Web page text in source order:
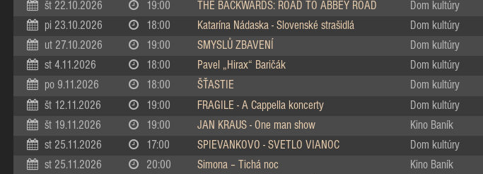
št 22.10.2026 19:00 THE BACKWARDS: ROAD TO ABBEY ROAD Dom kultúry
pi 23.10.2026 18:00 Katarína Nádaska - Slovenské strašidlá Dom kultúry
ut 27.10.2026 19:00 SMYSLŮ ZBAVENÍ Dom kultúry
st 4.11.2026 18:00 Pavel „Hirax“ Baričák Dom kultúry
po 9.11.2026 18:00 ŠŤASTIE Dom kultúry
št 12.11.2026 19:00 FRAGILE - A Cappella koncerty Dom kultúry
št 19.11.2026 19:00 JAN KRAUS - One man show Kino Baník
st 25.11.2026 17:00 SPIEVANKOVO - SVETLO VIANOC Dom kultúry
st 25.11.2026 20:00 Simona – Tichá noc Kino Baník